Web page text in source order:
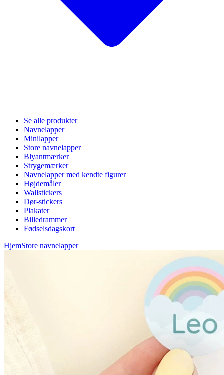
Se alle produkter
Navnelapper
Minilapper
Store navnelapper
Blyantmærker
Strygemærker
Navnelapper med kendte figurer
Højdemåler
Wallstickers
Dør-stickers
Plakater
Billedrammer
Fødselsdagskort
HjemStore navnelapper